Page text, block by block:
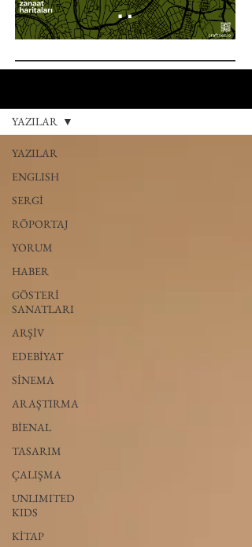
YAZILAR
ENGLISH
SERGİ
RÖPORTAJ
YORUM
HABER
GÖSTERİ
SANATLARI
ARŞİV
EDEBİYAT
SİNEMA
ARAŞTIRMA
BİENAL
TASARIM
ÇALIŞMA
UNLIMITED
KIDS
KİTAP
YAZILAR